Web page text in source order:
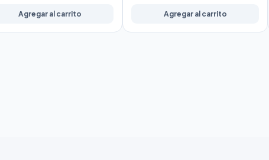
Agregar al carrito Agregar al carrito